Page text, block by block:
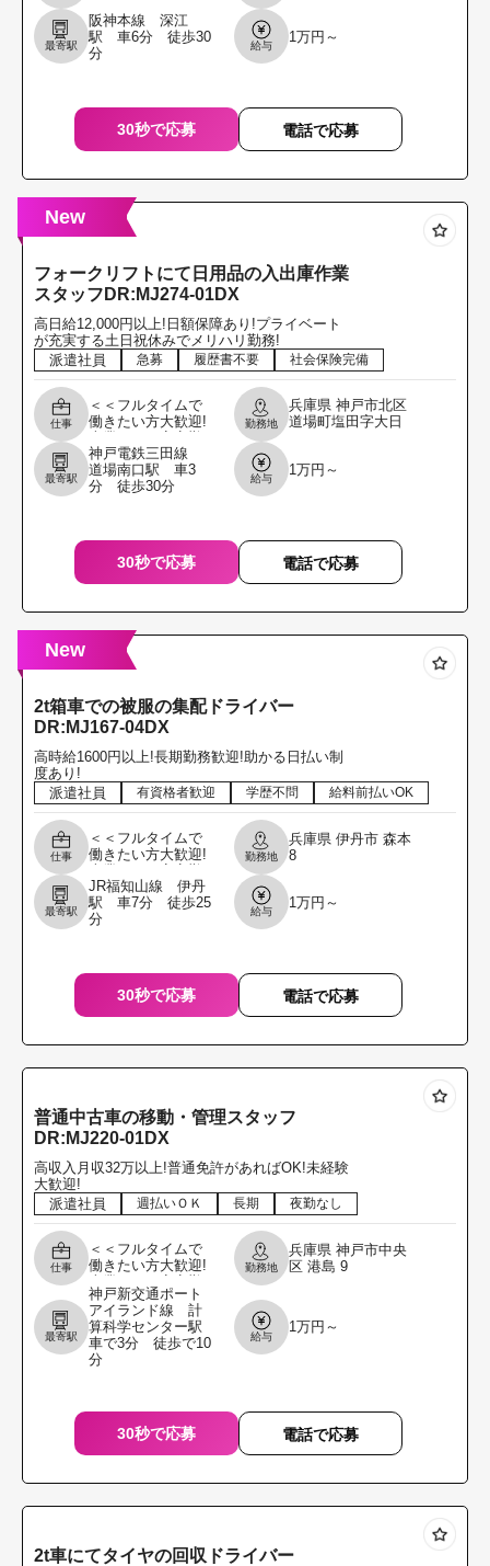
務したい方を募集
します!!＞＞ ＼職
場見学からでもOK
最寄駅
阪神本線 深江
駅 車6分 徒歩30
分
給与
1万円～
30秒で応募 電話で応募
New
フォークリフトにて日用品の入出庫作業
スタッフDR:MJ274-01DX
高日給12,000円以上!日額保障あり!プライベート
が充実する土日祝休みでメリハリ勤務!
派遣社員
急募 履歴書不要 社会保険完備
仕事
＜＜フルタイムで
働きたい方大歓迎!
務したい方を募集
します!!＞＞ ＼職
場見学からでもOK
勤務地
兵庫県 神戸市北区
道場町塩田字大日
最寄駅
神戸電鉄三田線
道場南口駅 車3
分 徒歩30分
給与
1万円～
30秒で応募 電話で応募
New
2t箱車での被服の集配ドライバー
DR:MJ167-04DX
高時給1600円以上!長期勤務歓迎!助かる日払い制
度あり!
派遣社員
有資格者歓迎 学歴不問 給料前払いOK
仕事
＜＜フルタイムで
働きたい方大歓迎!
務したい方を募集
します!!＞＞ ＼職
場見学からでもOK
勤務地
兵庫県 伊丹市 森本
8
最寄駅
JR福知山線 伊丹
駅 車7分 徒歩25
分
給与
1万円～
30秒で応募 電話で応募
普通中古車の移動・管理スタッフ
DR:MJ220-01DX
高収入月収32万以上!普通免許があればOK!未経験
大歓迎!
派遣社員
週払いＯＫ 長期 夜勤なし
仕事
＜＜フルタイムで
働きたい方大歓迎!
務したい方を募集
します!!＞＞ ＼職
場見学からでもOK
です!履歴書不要
勤務地
兵庫県 神戸市中央
区 港島 9
最寄駅
神戸新交通ポート
アイランド線 計
算科学センター駅
車で3分 徒歩で10
分
給与
1万円～
30秒で応募 電話で応募
2t車にてタイヤの回収ドライバー